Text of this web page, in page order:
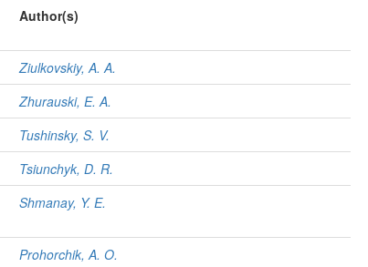
Author(s)
Ziulkovskiy, A. A.
Zhurauski, E. A.
Tushinsky, S. V.
Tsiunchyk, D. R.
Shmanay, Y. E.
Prohorchik, A. O.